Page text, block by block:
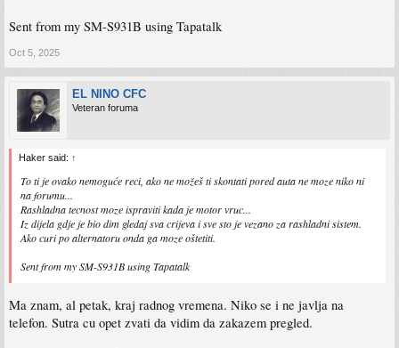
Sent from my SM-S931B using Tapatalk
Oct 5, 2025
EL NINO CFC
Veteran foruma
Haker said: ↑
To ti je ovako nemoguće reci, ako ne možeš ti skontati pored auta ne moze niko ni
na forumu...
Rashladna tecnost moze ispraviti kada je motor vruc...
Iz dijela gdje je bio dim gledaj sva crijeva i sve sto je vezano za rashladni sistem.
Ako curi po alternatoru onda ga moze oštetiti.
Sent from my SM-S931B using Tapatalk
Ma znam, al petak, kraj radnog vremena. Niko se i ne javlja na
telefon. Sutra cu opet zvati da vidim da zakazem pregled.